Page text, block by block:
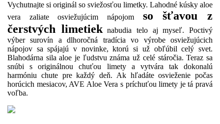
Vychutnajte si originál so sviežosťou limetky. Lahodné kúsky aloe
vera zaliate osviežujúcim nápojom so šťavou z
čerstvých limetieknabudia telo aj myseľ. Poctivý
výber surovín a dlhoročná tradícia vo výrobe osviežujúcich
nápojov sa spájajú v novinke, ktorú si už obľúbil celý svet.
Blahodárna sila aloe je ľudstvu známa už celé stáročia. Teraz sa
snúbi s originálnou chuťou limety a vytvára tak dokonalú
harmóniu chute pre každý deň. Ak hľadáte osvieženie počas
horúcich mesiacov, AVE Aloe Vera s príchuťou limety je tá pravá
voľba.